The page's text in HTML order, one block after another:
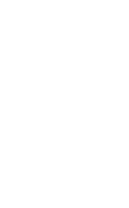
Unabhängig davon,
entscheiden, können
indem Sie sich
über eine